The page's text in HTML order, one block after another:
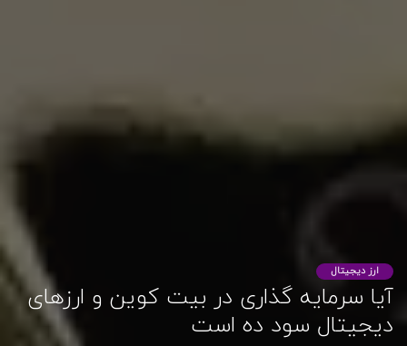
ارز دیجیتال
آیا سرمایه گذاری در بیت کوین و ارزهای
دیجیتال سود ده است